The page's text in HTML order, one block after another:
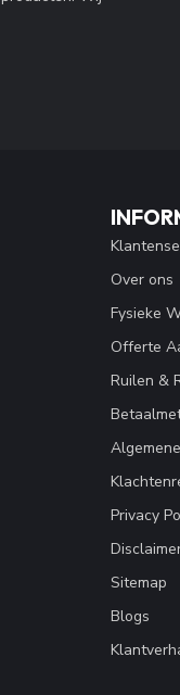
Over ons
Fysieke
Offerte
Ruilen &
Privacy
Sitemap
Blogs